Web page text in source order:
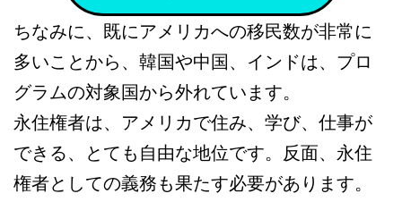
ちなみに、既にアメリカへの移民数が非常に
多いことから、韓国や中国、インドは、プロ
グラムの対象国から外れています。
永住権者は、アメリカで住み、学び、仕事が
できる、とても自由な地位です。反面、永住
権者としての義務も果たす必要があります。